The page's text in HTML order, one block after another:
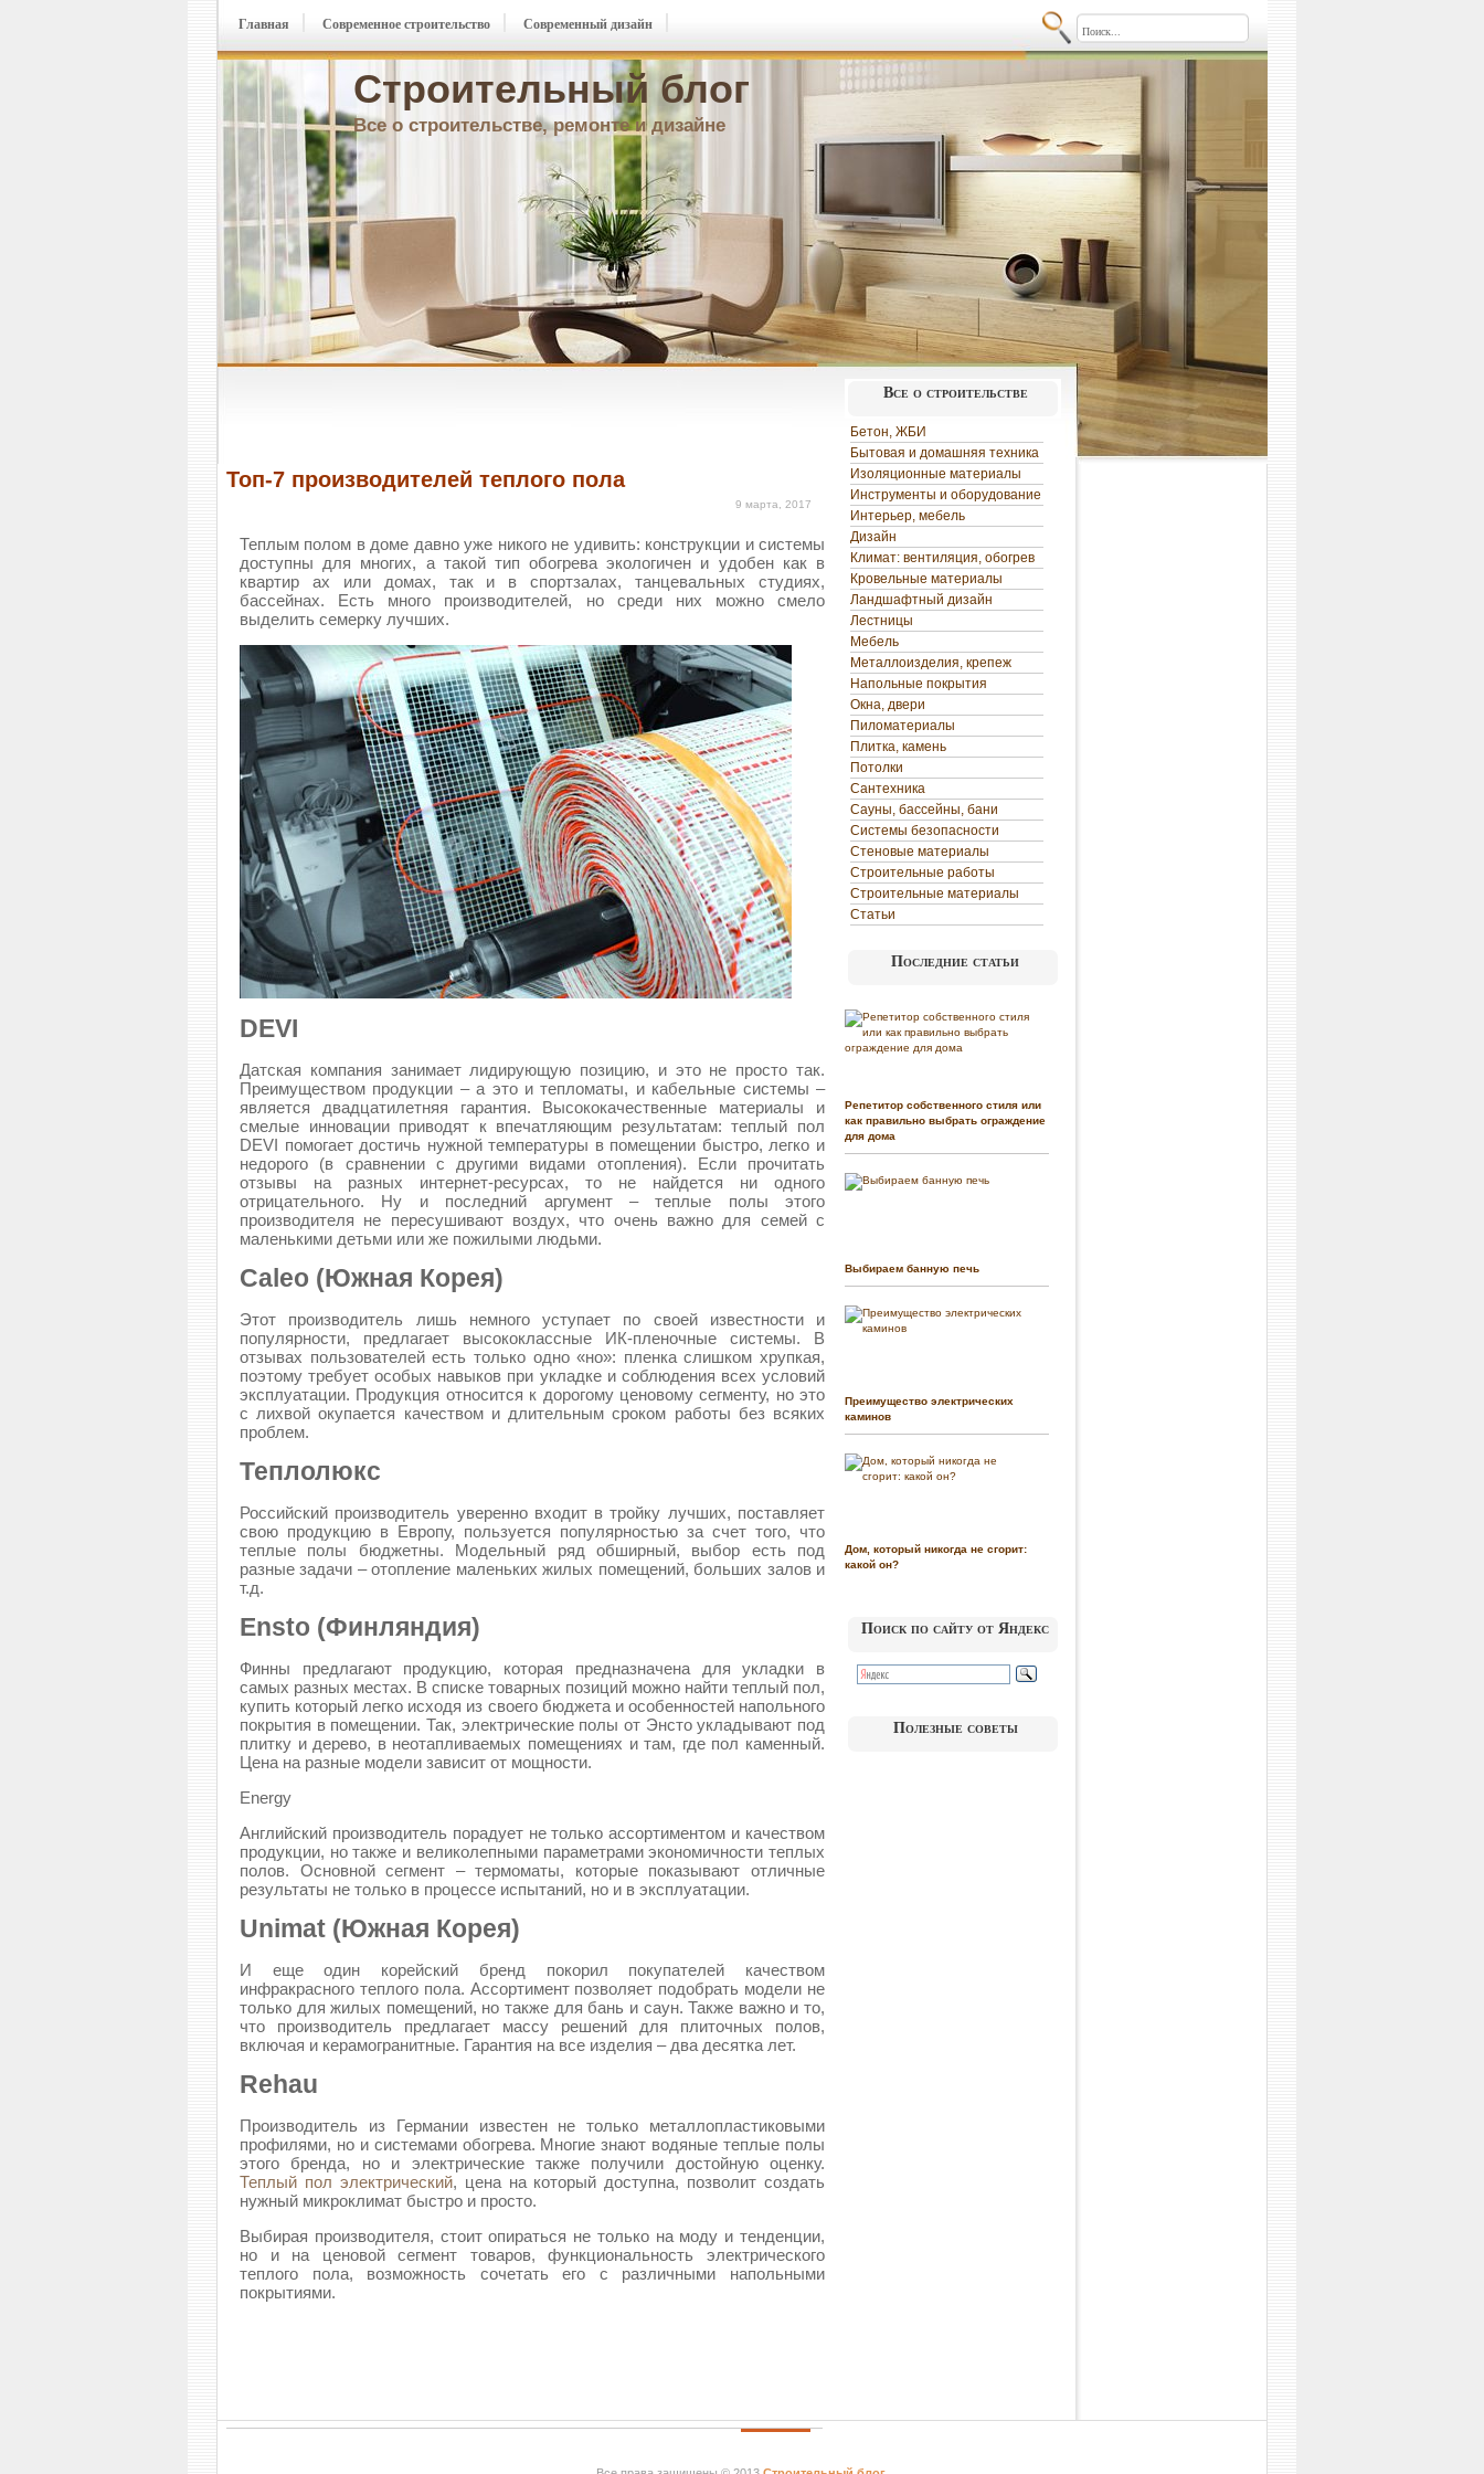
Строительный блог
Все о строительстве, ремонте и дизайне
Главная Современное строительство Современный дизайн
Топ-7 производителей теплого пола
9 марта, 2017
Теплым полом в доме давно уже никого не удивить: конструкции и системы
доступны для многих, а такой тип обогрева экологичен и удобен как в
квартир ах или домах, так и в спортзалах, танцевальных студиях,
бассейнах. Есть много производителей, но среди них можно смело
выделить семерку лучших.
DEVI
Датская компания занимает лидирующую позицию, и это не просто так.
Преимуществом продукции – а это и тепломаты, и кабельные системы –
является двадцатилетняя гарантия. Высококачественные материалы и
смелые инновации приводят к впечатляющим результатам: теплый пол
DEVI помогает достичь нужной температуры в помещении быстро, легко и
недорого (в сравнении с другими видами отопления). Если прочитать
отзывы на разных интернет-ресурсах, то не найдется ни одного
отрицательного. Ну и последний аргумент – теплые полы этого
производителя не пересушивают воздух, что очень важно для семей с
маленькими детьми или же пожилыми людьми.
Caleo (Южная Корея)
Этот производитель лишь немного уступает по своей известности и
популярности, предлагает высококлассные ИК-пленочные системы. В
отзывах пользователей есть только одно «но»: пленка слишком хрупкая,
поэтому требует особых навыков при укладке и соблюдения всех условий
эксплуатации. Продукция относится к дорогому ценовому сегменту, но это
с лихвой окупается качеством и длительным сроком работы без всяких
проблем.
Теплолюкс
Российский производитель уверенно входит в тройку лучших, поставляет
свою продукцию в Европу, пользуется популярностью за счет того, что
теплые полы бюджетны. Модельный ряд обширный, выбор есть под
разные задачи – отопление маленьких жилых помещений, больших залов и
т.д.
Ensto (Финляндия)
Финны предлагают продукцию, которая предназначена для укладки в
самых разных местах. В списке товарных позиций можно найти теплый пол,
купить который легко исходя из своего бюджета и особенностей напольного
покрытия в помещении. Так, электрические полы от Энсто укладывают под
плитку и дерево, в неотапливаемых помещениях и там, где пол каменный.
Цена на разные модели зависит от мощности.
Energy
Английский производитель порадует не только ассортиментом и качеством
продукции, но также и великолепными параметрами экономичности теплых
полов. Основной сегмент – термоматы, которые показывают отличные
результаты не только в процессе испытаний, но и в эксплуатации.
Unimat (Южная Корея)
И еще один корейский бренд покорил покупателей качеством
инфракрасного теплого пола. Ассортимент позволяет подобрать модели не
только для жилых помещений, но также для бань и саун. Также важно и то,
что производитель предлагает массу решений для плиточных полов,
включая и керамогранитные. Гарантия на все изделия – два десятка лет.
Rehau
Производитель из Германии известен не только металлопластиковыми
профилями, но и системами обогрева. Многие знают водяные теплые полы
этого бренда, но и электрические также получили достойную оценку.
Теплый пол электрический, цена на который доступна, позволит создать
нужный микроклимат быстро и просто.
Выбирая производителя, стоит опираться не только на моду и тенденции,
но и на ценовой сегмент товаров, функциональность электрического
теплого пола, возможность сочетать его с различными напольными
покрытиями.
Все о строительстве
Бетон, ЖБИ
Бытовая и домашняя техника
Изоляционные материалы
Инструменты и оборудование
Интерьер, мебель
Дизайн
Климат: вентиляция, обогрев
Кровельные материалы
Ландшафтный дизайн
Лестницы
Мебель
Металлоизделия, крепеж
Напольные покрытия
Окна, двери
Пиломатериалы
Плитка, камень
Потолки
Сантехника
Сауны, бассейны, бани
Системы безопасности
Стеновые материалы
Строительные работы
Строительные материалы
Статьи
Последние статьи
Репетитор собственного стиля или
как правильно выбрать ограждение
для дома
Выбираем банную печь
Преимущество электрических
каминов
Дом, который никогда не сгорит:
какой он?
Поиск по сайту от Яндекс
Полезные советы